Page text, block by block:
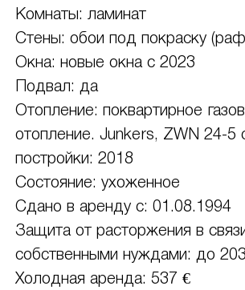
Комнаты: ламинат
Стены: обои под покраску
Окна: новые окна с 2023
Подвал: да
Отопление: поквартирное
отопление. Junkers, ZWN 24-5
постройки: 2018
Состояние: ухоженное
Сдано в аренду с: 01.08.1994
Защита от расторжения в
собственными нуждами: до
Холодная аренда: 537 €